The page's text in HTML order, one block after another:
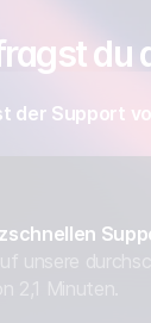
du
der Support